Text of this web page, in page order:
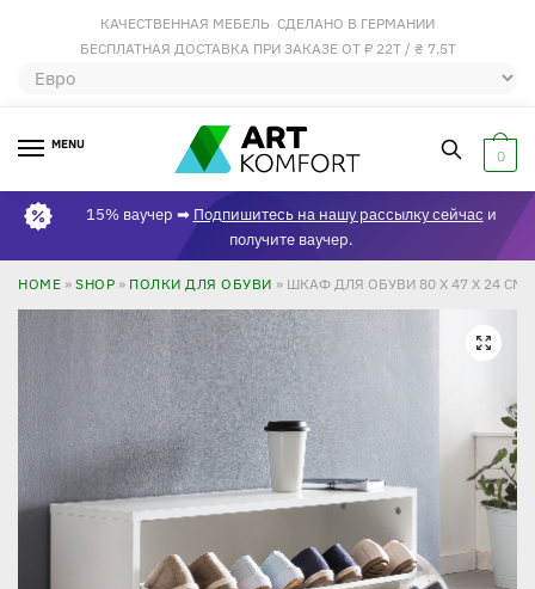
КАЧЕСТВЕННАЯ МЕБЕЛЬ СДЕЛАНО В ГЕРМАНИИ
БЕСПЛАТНАЯ ДОСТАВКА ПРИ ЗАКАЗЕ ОТ ₽ 22Т / ₴ 7.5Т
MENU
0
15% ваучер ➡ Подпишитесь на нашу рассылку сейчас и
получите ваучер.
HOME » SHOP » ПОЛКИ ДЛЯ ОБУВИ » ШКАФ ДЛЯ ОБУВИ 80 X 47 X 24
🔍